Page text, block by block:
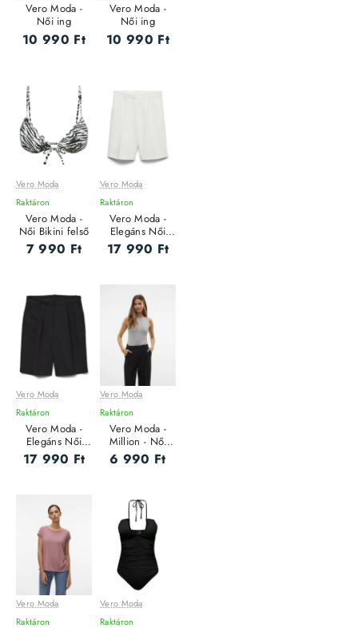
Vero Moda -
Női ing
10 990 Ft
Vero Moda -
Női ing
10 990 Ft
Vero Moda
Raktáron
Vero Moda -
Női Bikini felső
7 990 Ft
Vero Moda
Raktáron
Vero Moda -
Elegáns Női
rövidnadrág
17 990 Ft
Vero Moda
Raktáron
Vero Moda -
Elegáns Női
rövidnadrág
17 990 Ft
Vero Moda
Raktáron
Vero Moda -
Million - Női
trikó
6 990 Ft
Vero Moda
Raktáron
Vero Moda
Raktáron